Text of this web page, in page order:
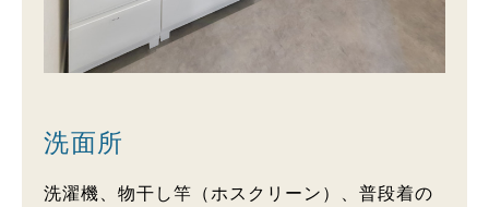
洗面所
洗濯機、物干し竿（ホスクリーン）、普段着の